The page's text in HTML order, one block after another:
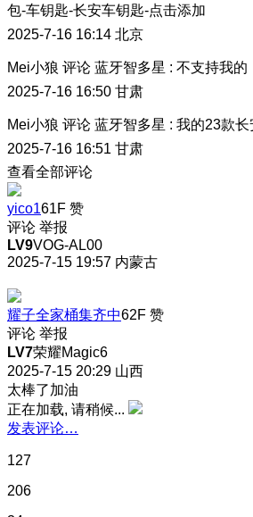
包-车钥匙-长安车钥匙-点击添加
2025-7-16 16:14 北京
Mei小狼 评论 蓝牙智多星 : 不支持我的
2025-7-16 16:50 甘肃
Mei小狼 评论 蓝牙智多星 : 我的23款
2025-7-16 16:51 甘肃
查看全部评论
yico161F 赞
评论 举报
LV9VOG-AL00
2025-7-15 19:57 内蒙古
耀子全家桶集齐中62F 赞
评论 举报
LV7荣耀Magic6
2025-7-15 20:29 山西
太棒了加油
正在加载, 请稍候...
发表评论…
127
206